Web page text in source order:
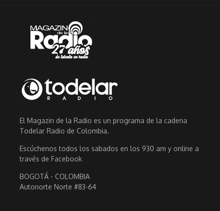
El Magazin de la Radio es un programa de la cadena
Todelar Radio de Colombia.
Escúchenos todos los sabados en los 930 am y online a
través de Facebook
BOGOTÁ - COLOMBIA
Autonorte Norte #83-64